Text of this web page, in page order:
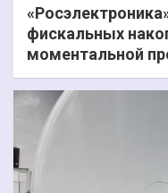
фискальных
моментальной